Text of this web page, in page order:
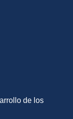
de los